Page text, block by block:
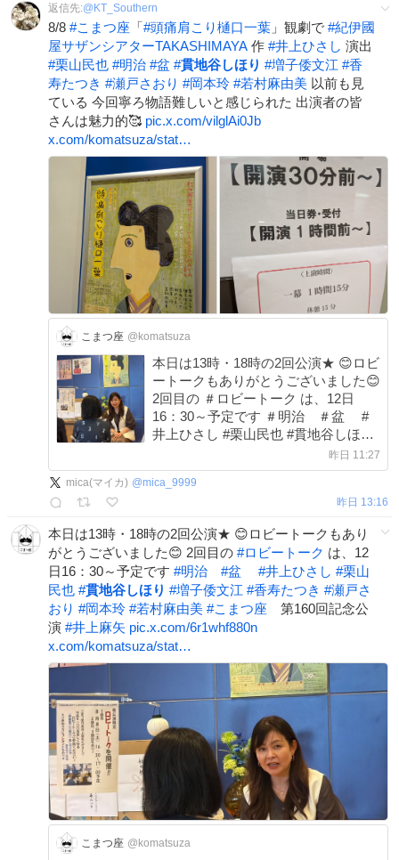
返信先:@ KT_Southern
8/8 #こまつ座 「#頭痛肩こり樋口一葉 」観劇で #紀伊國
屋サザンシアターTAKASHIMAYA 作 #井上ひさし 演出
#栗山民也 #明治 #盆 #貫地谷しほり #増子倭文江 #香
寿たつき #瀬戸さおり #岡本玲 #若村麻由美 以前も見
ている 今回寧ろ物語難しいと感じられた 出演者の皆
さんは魅力的🥰 pic.x.com/vilglAi0Jb
x.com/komatsuza/stat…
こまつ座 @komatsuza
本日は13時・18時の2回公演★ 😊ロビ
ートークもありがとうございました😊
2回目の ＃ロビートーク は、12日
16：30～予定です ＃明治 ＃盆 #
井上ひさし #栗山民也 #貫地谷しほり
#増子倭文江 #香寿たつき #瀬戸さお
り #岡本玲 #若村麻由美 ＃こまつ座
第160回記念公演 #井上麻矢
昨日 11:27
mica(マイカ) @mica_9999
昨日 13:16
本日は13時・18時の2回公演★ 😊ロビートークもあり
がとうございました😊 2回目の #ロビートーク は、12
日16：30～予定です #明治 #盆 #井上ひさし #栗山
民也 #貫地谷しほり #増子倭文江 #香寿たつき #瀬戸さ
おり #岡本玲 #若村麻由美 #こまつ座 第160回記念公
演 #井上麻矢 pic.x.com/6r1whf880n
x.com/komatsuza/stat…
こまつ座 @komatsuza